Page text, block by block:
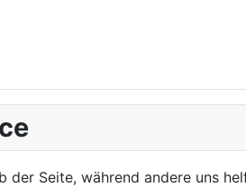
Seite, während andere uns